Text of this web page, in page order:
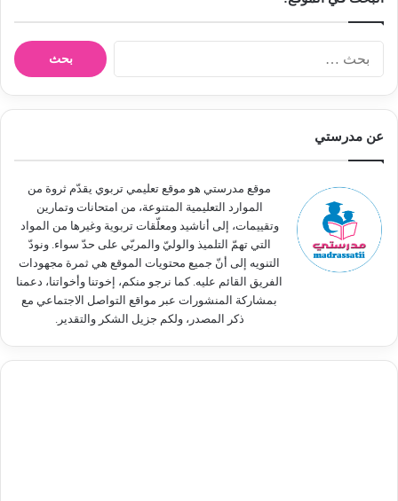
ن
عن مدرستي
موقع مدرستي هو موقع تعليمي تربوي يقدّم ثروة من
الموارد التعليمية المتنوعة، من امتحانات وتمارين
وتقييمات، إلى أناشيد ومعلّقات تربوية وغيرها من المواد
التي تهمّ التلميذ والوليّ والمربّي على حدّ سواء. ونودّ
التنويه إلى أنّ جميع محتويات الموقع هي ثمرة مجهودات
الفريق القائم عليه. كما نرجو منكم، إخوتنا وأخواتنا، دعمنا
بمشاركة المنشورات عبر مواقع التواصل الاجتماعي مع
ذكر المصدر، ولكم جزيل الشكر والتقدير.